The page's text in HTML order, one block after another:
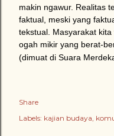
makin ngawur. Realitas
faktual, meski yang
tekstual. Masyarakat
ogah mikir yang berat-
(dimuat di Suara
Share
Labels: kajian budaya